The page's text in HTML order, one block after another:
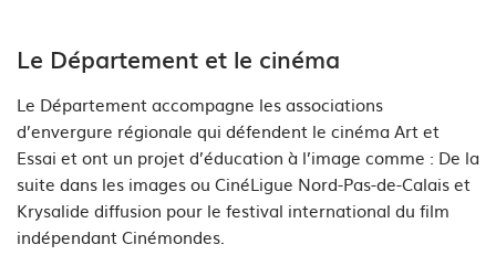
Le Département et le cinéma
Le Département accompagne les associations
d’envergure régionale qui défendent le cinéma Art et
Essai et ont un projet d’éducation à l’image comme : De la
suite dans les images ou CinéLigue Nord-Pas-de-Calais et
Krysalide diffusion pour le festival international du film
indépendant Cinémondes.